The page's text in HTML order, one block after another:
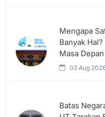
Mengapa
Banyak
Masa
03 Aug
Batas